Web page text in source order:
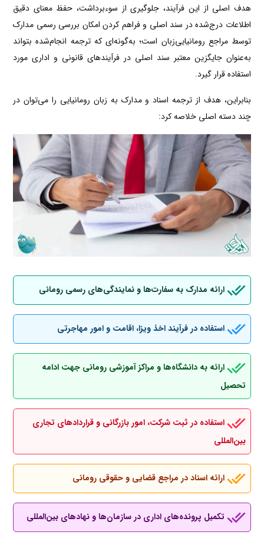
هدف اصلی از این فرآیند، جلوگیری از سوءبرداشت، حفظ معنای دقیق
اطلاعات درج‌شده در سند اصلی و فراهم کردن امکان بررسی رسمی مدارک
توسط مراجع رومانیایی‌زبان است؛ به‌گونه‌ای که ترجمه انجام‌شده بتواند
به‌عنوان جایگزین معتبر سند اصلی در فرآیندهای قانونی و اداری مورد
استفاده قرار گیرد.
بنابراین، هدف از ترجمه اسناد و مدارک به زبان رومانیایی را می‌توان در
چند دسته اصلی خلاصه کرد:
ارائه مدارک به سفارت‌ها و نمایندگی‌های رسمی رومانی
استفاده در فرآیند اخذ ویزا، اقامت و امور مهاجرتی
ارائه به دانشگاه‌ها و مراکز آموزشی رومانی جهت ادامه
تحصیل
استفاده در ثبت شرکت، امور بازرگانی و قراردادهای تجاری
بین‌المللی
ارائه اسناد در مراجع قضایی و حقوقی رومانی
تکمیل پرونده‌های اداری در سازمان‌ها و نهادهای بین‌المللی